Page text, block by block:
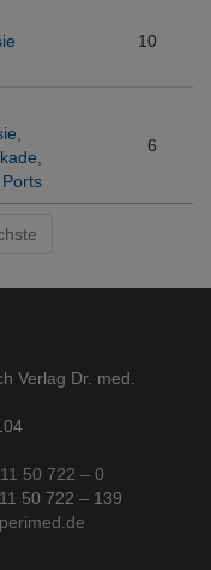
10
6
Verlag Dr. med.
50 722 – 0
50 722 – 139